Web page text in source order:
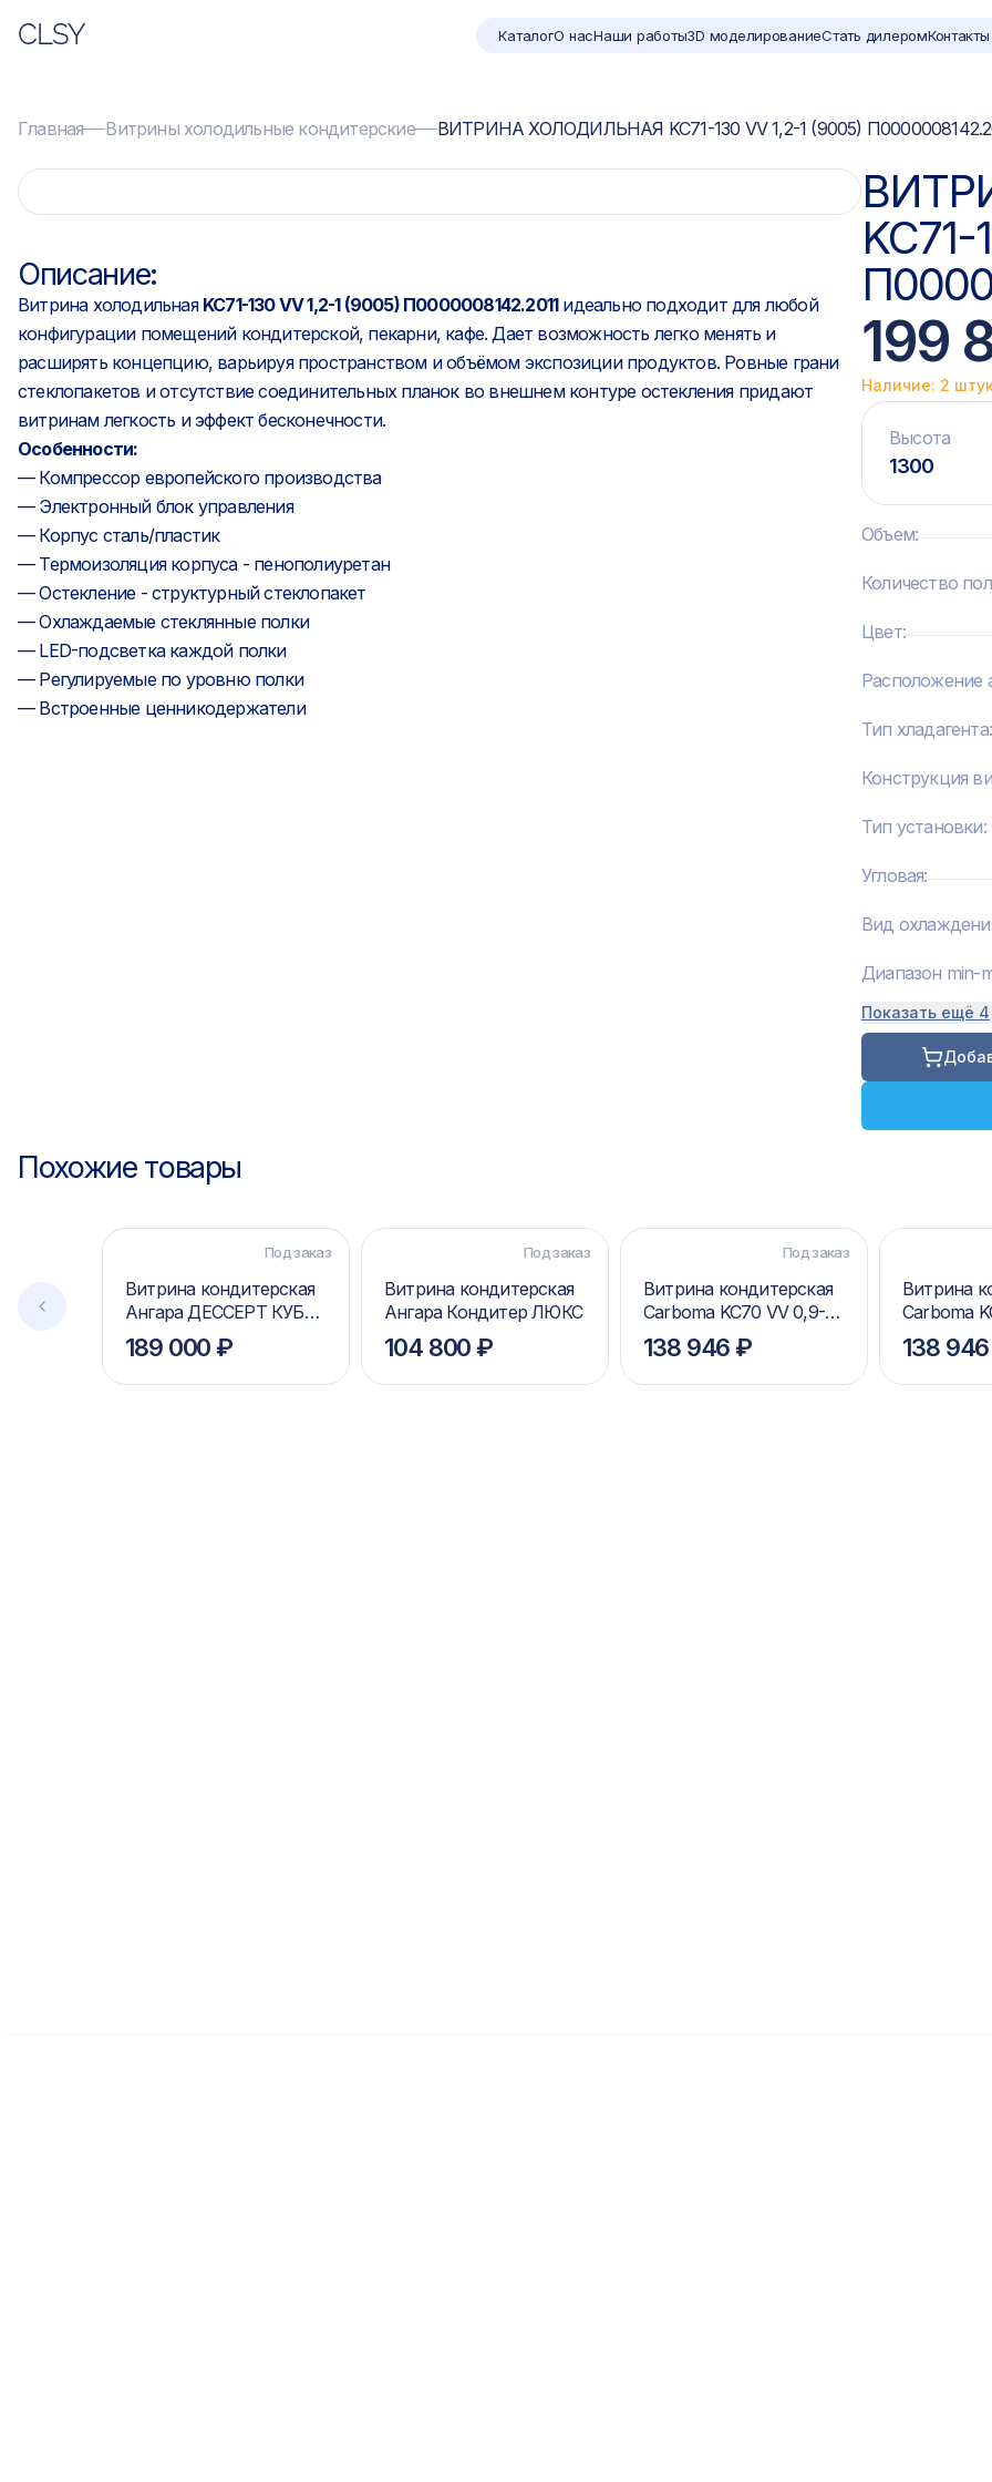
CLSY КаталогО насНаши работы3D моделированиеСтать дилеромКонтакты
Главная Витрины холодильные кондитерские ВИТРИНА ХОЛОДИЛЬНАЯ KC71-130 VV 1,2-1 (9005)
Описание:
Витрина холодильная KC71-130 VV 1,2-1 (9005) П0000008142.2011идеально подходит для любой
конфигурации помещений кондитерской, пекарни, кафе. Дает возможность легко менять и
расширять концепцию, варьируя пространством и объёмом экспозиции продуктов. Ровные грани
стеклопакетов и отсутствие соединительных планок во внешнем контуре остекления придают
витринам легкость и эффект бесконечности.
Особенности:
— Компрессор европейского производства
— Электронный блок управления
— Корпус сталь/пластик
— Термоизоляция корпуса - пенополиуретан
— Остекление - структурный стеклопакет
— Охлаждаемые стеклянные полки
— LED-подсветка каждой полки
— Регулируемые по уровню полки
— Встроенные ценникодержатели
199
Наличие: 2
Высота
1300
Объем:
Количество
Цвет:
Расположение
Тип хладагента:
Конструкция
Тип установки:
Угловая:
Вид
Диапазон min-
Показать ещё 4
Похожие товары
Под заказ
Витрина кондитерская
Ангара ДЕССЕРТ КУБ
(premium)
189 000 ₽
Под заказ
Витрина кондитерская
Ангара Кондитер ЛЮКС
104 800 ₽
Под заказ
Витрина кондитерская
Carboma KC70 VV 0,9-1
STANDARD 9006-9005
(ВХСв-0,9д Carboma
Cube Люкс ТЕХНО)
138 946 ₽
Витрина
Carboma
(ВХСв-
Cube
138